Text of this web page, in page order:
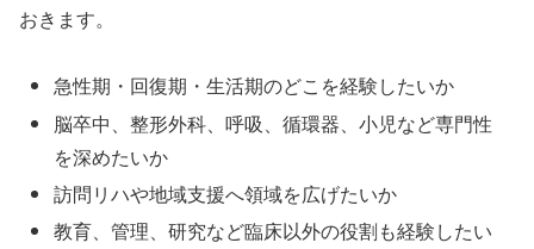
おきます。
急性期・回復期・生活期のどこを経験したいか
脳卒中、整形外科、呼吸、循環器、小児など専門性
を深めたいか
訪問リハや地域支援へ領域を広げたいか
教育、管理、研究など臨床以外の役割も経験したい